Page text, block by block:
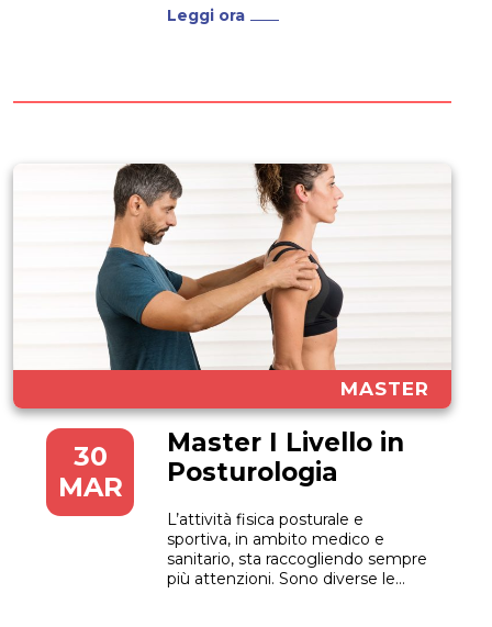
sanitario e vuoi specializzarti in
Leggi ora
MASTER
30
MAR
Master I Livello in
Posturologia
L’attività fisica posturale e
sportiva, in ambito medico e
sanitario, sta raccogliendo sempre
più attenzioni. Sono diverse le